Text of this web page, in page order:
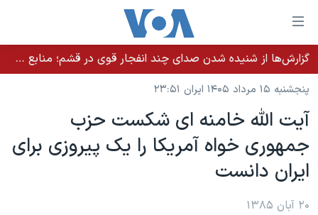
لینکهای
قابل
دسترسی
جهش
محتوای
اصلی
جهش
به
صفحه
خانه
نسخه سبک وب‌سایت
موضوع ها
ایران
آمریکا
جهان
برنامه های تلویزیونی
جدول برنامه ها
صفحه‌های ویژه
گزارش‌ها از شنیده شدن صدای چند انفجار قوی در قشم؛ منابع حکومتی می‌گویند درگیری در تنگه هرمز بود
پنجشنبه ۱۵ مرداد ۱۴۰۵ ایران ۲۳:۵۱
آيت الله خامنه ای شکست حزب
جمهوری خواه آمريکا را يک پيروزی برای
ايران دانست
۲۰ آبان ۱۳۸۵